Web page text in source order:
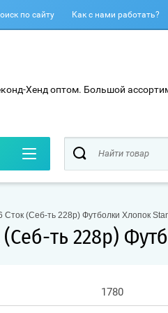
по сайту Как с нами работать?
Хенд оптом. Большой
Сток (Себ-ть 228р) Футболки Хлопок
ть 228р)
1780